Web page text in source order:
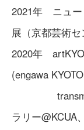
2021年 ニュー
展（京都芸術セ
2020年
(engawa
transmit
ラリー@KCUA